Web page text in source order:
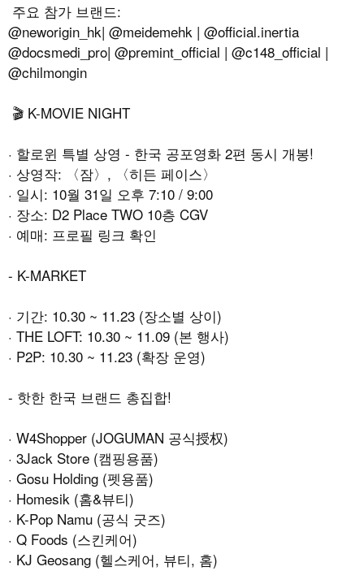
주요 참가 브랜드:
@neworigin_hk| @meidemehk | @official.inertia
@docsmedi_pro| @premint_official | @c148_official |
@chilmongin
🎬 K-MOVIE NIGHT
· 할로윈 특별 상영 - 한국 공포영화 2편 동시 개봉!
· 상영작: 〈잠〉, 〈히든 페이스〉
· 일시: 10월 31일 오후 7:10 / 9:00
· 장소: D2 Place TWO 10층 CGV
· 예매: 프로필 링크 확인
- K-MARKET
· 기간: 10.30 ~ 11.23 (장소별 상이)
· THE LOFT: 10.30 ~ 11.09 (본 행사)
· P2P: 10.30 ~ 11.23 (확장 운영)
- 핫한 한국 브랜드 총집합!
· W4Shopper (JOGUMAN 공식授权)
· 3Jack Store (캠핑용품)
· Gosu Holding (펫용품)
· Homesik (홈&뷰티)
· K-Pop Namu (공식 굿즈)
· Q Foods (스킨케어)
· KJ Geosang (헬스케어, 뷰티, 홈)